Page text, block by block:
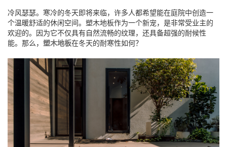
冷风瑟瑟。寒冷的冬天即将来临，许多人都希望能在庭院中创造一
个温暖舒适的休闲空间。塑木地板作为一个新宠，是非常受业主的
欢迎的。因为它不仅具有自然流畅的纹理，还具备超强的耐候性
能。那么， 塑木地板在冬天的耐寒性如何？